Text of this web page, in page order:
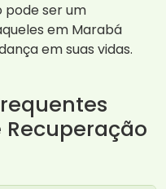
ser um
em Marabá
em suas vidas.